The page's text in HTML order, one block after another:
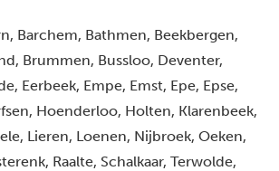
, Barchem, Bathmen, Beekbergen
, Brummen, Bussloo, Deventer
, Eerbeek, Empe, Emst, Epe, Epse
, Hoenderloo, Holten, Klarenbeek
, Lieren, Loenen, Nijbroek, Oeken
, Raalte, Schalkaar, Terwolde